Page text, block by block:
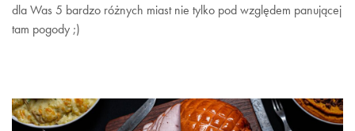
dla Was 5 bardzo różnych miast nie tylko pod względem panującej
tam pogody ;)